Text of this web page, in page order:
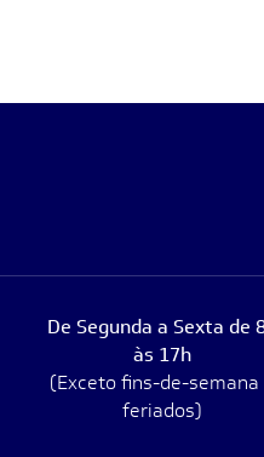
De Segunda a Sexta de
às 17h
(Exceto fins-de-semana
feriados)